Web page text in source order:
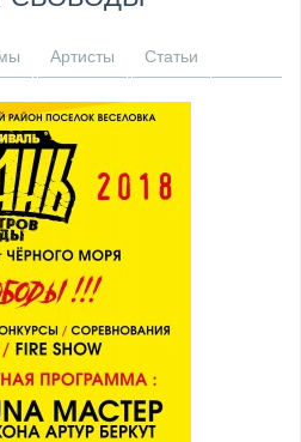
объявил новую волну участ...
Артисты Статьи